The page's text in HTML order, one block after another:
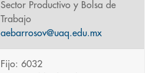
Sector Productivo y Bolsa de
Trabajo
aebarrosov@uaq.edu.mx
Fijo: 6032